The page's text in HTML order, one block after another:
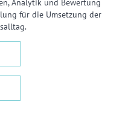
Analytik und Bewertung
für die Umsetzung der